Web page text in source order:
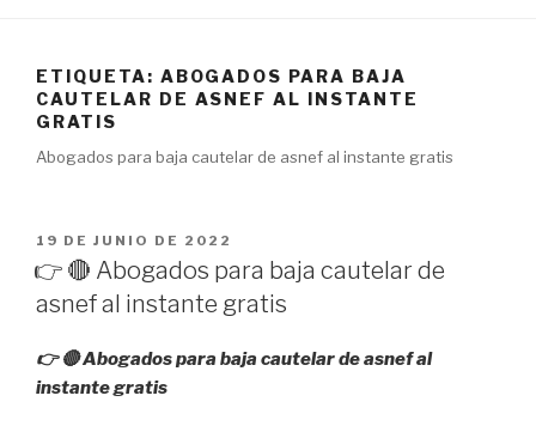
ETIQUETA: ABOGADOS PARA BAJA
CAUTELAR DE ASNEF AL INSTANTE
GRATIS
Abogados para baja cautelar de asnef al instante gratis
PUBLICADO
19 DE JUNIO DE 2022
👉 🔴 Abogados para baja cautelar de
asnef al instante gratis
👉 🔴 Abogados para baja cautelar de asnef al
instante gratis